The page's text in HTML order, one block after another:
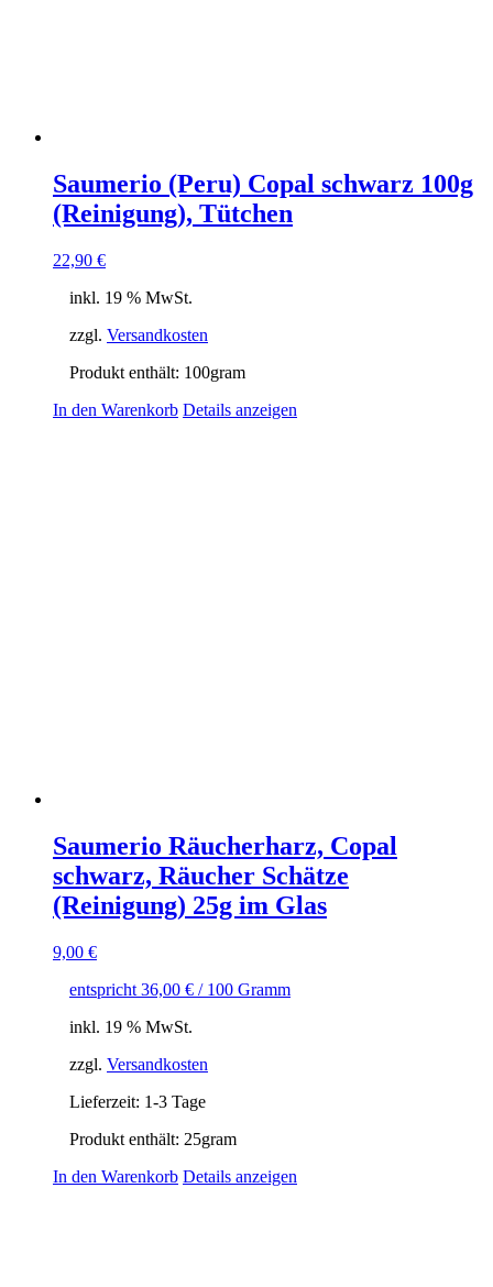
Saumerio (Peru) Copal schwarz 100g
(Reinigung), Tütchen
22,90 €
inkl. 19 % MwSt.
zzgl. Versandkosten
Produkt enthält: 100gram
In den Warenkorb Details anzeigen
Saumerio Räucherharz, Copal
schwarz, Räucher Schätze
(Reinigung) 25g im Glas
9,00 €
entspricht 36,00 € / 100 Gramm
inkl. 19 % MwSt.
zzgl. Versandkosten
Lieferzeit: 1-3 Tage
Produkt enthält: 25gram
In den Warenkorb Details anzeigen